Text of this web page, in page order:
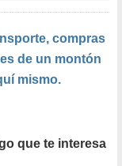
compras
de un montón
mismo.
que te interesa